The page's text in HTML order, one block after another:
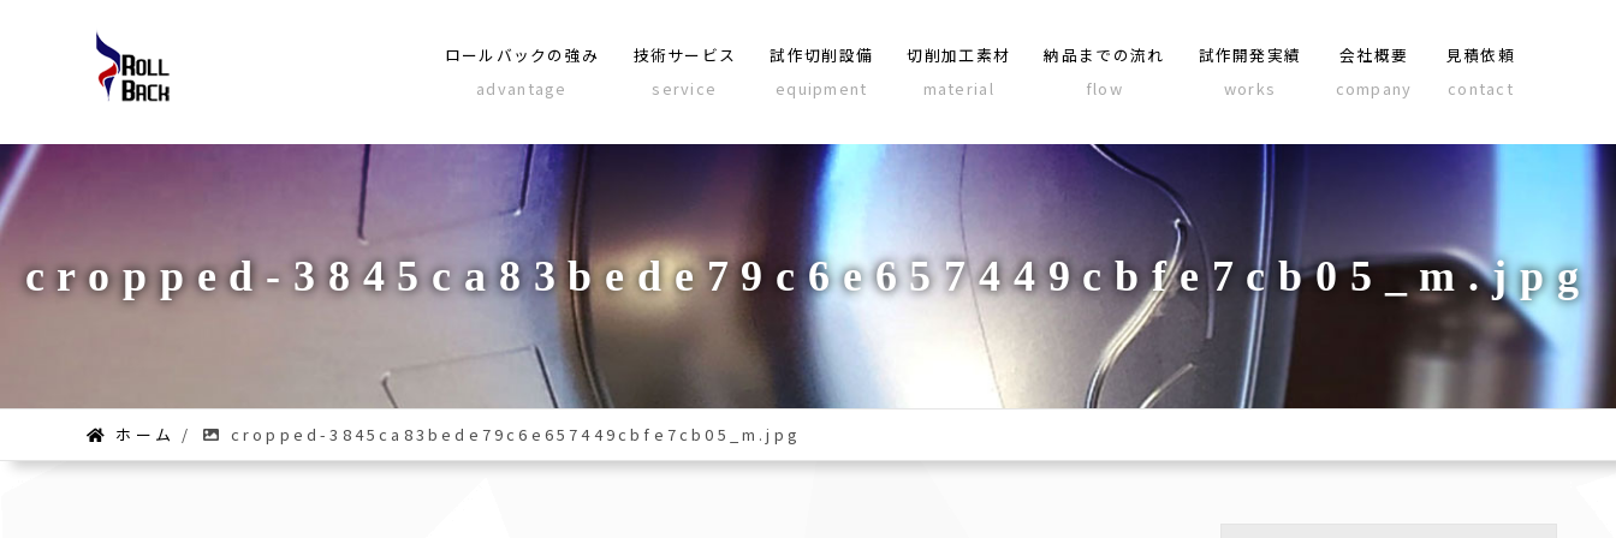
ロールバックの強み
advantage
技術サービス
service
試作切削設備
equipment
切削加工素材
material
納品までの流れ
flow
試作開発実績
works
会社概要
company
見積依頼
contact
cropped-3845ca83bede79c6e657449cbfe7cb05_m.jpg
ホーム / cropped-3845ca83bede79c6e657449cbfe7cb05_m.jpg